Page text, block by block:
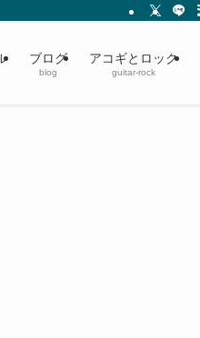
ブログ
blog
アコギとロック
guitar-rock